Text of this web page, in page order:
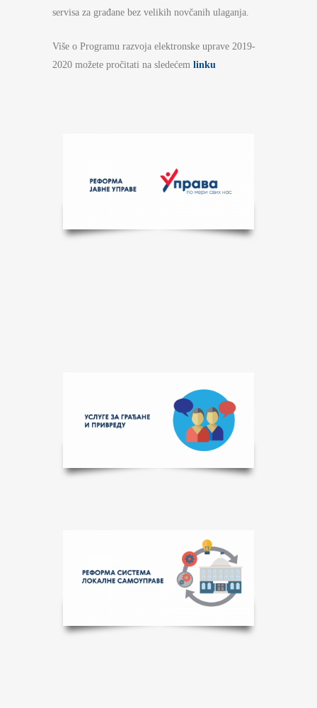
servisa za građane bez velikih novčanih ulaganja.
Više o Programu razvoja elektronske uprave 2019-
2020 možete pročitati na sledećem linku